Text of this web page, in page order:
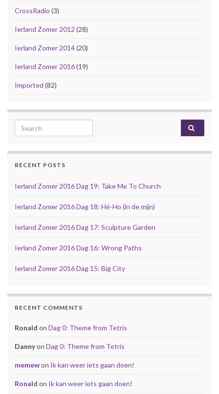
CrossRadio (3)
Ierland Zomer 2012 (28)
Ierland Zomer 2014(20)
Ierland Zomer 2016(19)
Imported (82)
Search for:
RECENT POSTS
Ierland Zomer 2016 Dag 19: Take Me To Church
Ierland Zomer 2016 Dag 18: Hé-Ho (in de mijn)
Ierland Zomer 2016 Dag 17: Sculpture Garden
Ierland Zomer 2016 Dag 16: Wrong Paths
Ierland Zomer 2016 Dag 15: Big City
RECENT COMMENTS
Ronald on Dag 0: Theme from Tetris
Dannyon Dag 0: Theme from Tetris
memewon Ik kan weer iets gaan doen!
Ronald on Ik kan weer iets gaan doen!